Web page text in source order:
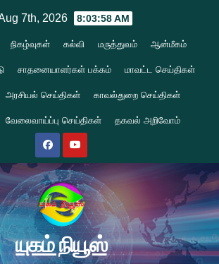
7th, 2026 8:03:59 AM
நிகழ்வுகள் கல்வி மருத்துவம் ஆன்மீகம்
சாதனையாளர்கள் பக்கம் மாவட்ட செய்திகள்
அரசியல் செய்திகள் காவல்துறை செய்திகள்
வேலைவாய்ப்பு செய்திகள் தகவல் அறிவோம்
யுகம் நியூஸ்